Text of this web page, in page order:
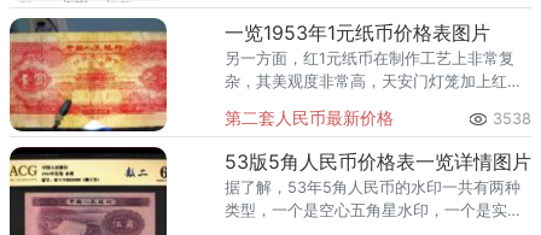
一览1953年1元纸币价格表图片
另一方面，红1元纸币在制作工艺上非常复
杂，其美观度非常高，天安门灯笼加上红黄
赏性也是非常高的。
第二套人民币最新价格 3538
53版5角人民币价格表一览详情图片
据了解，53年5角人民币的水印一共有两种
类型，一个是空心五角星水印，一个是实心